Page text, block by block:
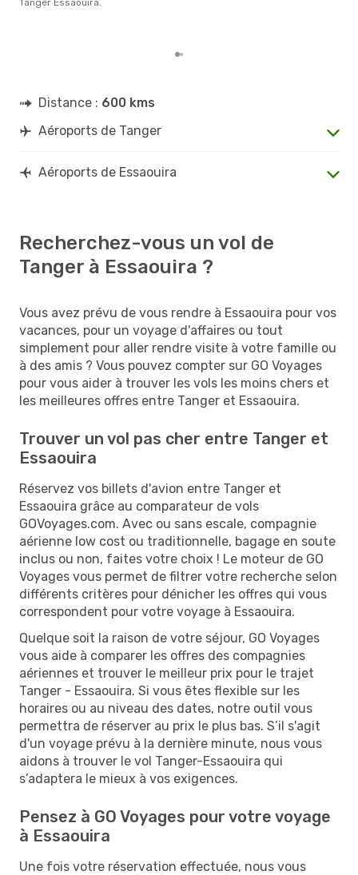
Tanger Essaouira.
Distance : 600 kms
Aéroports de Tanger
Aéroports de Essaouira
Recherchez-vous un vol de
Tanger à Essaouira ?
Vous avez prévu de vous rendre à Essaouira pour vos
vacances, pour un voyage d'affaires ou tout
simplement pour aller rendre visite à votre famille ou
à des amis ? Vous pouvez compter sur GO Voyages
pour vous aider à trouver les vols les moins chers et
les meilleures offres entre Tanger et Essaouira.
Trouver un vol pas cher entre Tanger et
Essaouira
Réservez vos billets d'avion entre Tanger et
Essaouira grâce au comparateur de vols
GOVoyages.com. Avec ou sans escale, compagnie
aérienne low cost ou traditionnelle, bagage en soute
inclus ou non, faites votre choix ! Le moteur de GO
Voyages vous permet de filtrer votre recherche selon
différents critères pour dénicher les offres qui vous
correspondent pour votre voyage à Essaouira.
Quelque soit la raison de votre séjour, GO Voyages
vous aide à comparer les offres des compagnies
aériennes et trouver le meilleur prix pour le trajet
Tanger - Essaouira. Si vous êtes flexible sur les
horaires ou au niveau des dates, notre outil vous
permettra de réserver au prix le plus bas. S’il s'agit
d'un voyage prévu à la dernière minute, nous vous
aidons à trouver le vol Tanger-Essaouira qui
s’adaptera le mieux à vos exigences.
Pensez à GO Voyages pour votre voyage
à Essaouira
Une fois votre réservation effectuée, nous vous